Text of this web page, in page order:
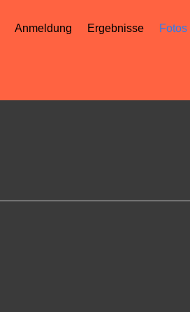
Anmeldung Ergebnisse Fotos